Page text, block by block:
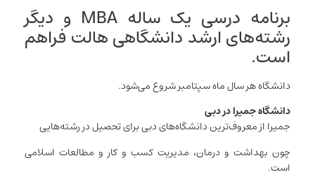
برنامه درسی یک ساله MBA و دیگر
رشته‌های ارشد دانشگاهی هالت فراهم
است.
دانشگاه هر سال ماه سپتامبر شروع می‌شود.
دانشگاه جمیرا در دبی
جمیرا از معروف‌ترین دانشگاه‌های دبی برای تحصیل در رشته‌هایی
چون بهداشت و درمان، مدیریت کسب و کار و مطالعات اسلامی
است.